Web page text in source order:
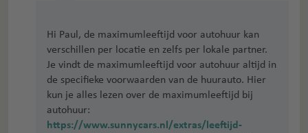
Hi Paul, de maximumleeftijd voor autohuur kan
verschillen per locatie en zelfs per lokale partner.
Je vindt de maximumleeftijd voor autohuur altijd in
de specifieke voorwaarden van de huurauto. Hier
kun je alles lezen over de maximumleeftijd bij
autohuur:
https://www.sunnycars.nl/extras/leeftijd-